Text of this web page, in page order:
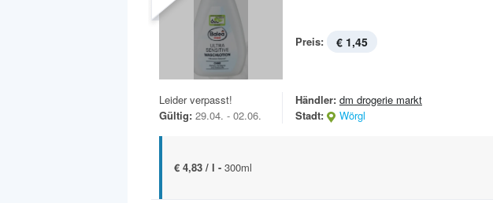
Preis: € 1,45
Leider verpasst!
Gültig: 29.04. - 02.06.
Händler: dm drogerie markt
Stadt:
Wörgl
€ 4,83 / l - 300ml